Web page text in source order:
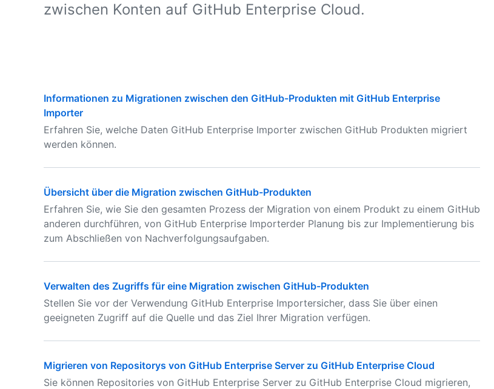
zwischen Konten auf GitHub Enterprise Cloud.
Informationen zu Migrationen zwischen den GitHub-Produkten mit GitHub Enterprise
Importer
Erfahren Sie, welche Daten GitHub Enterprise Importer zwischen GitHub Produkten migriert
werden können.
Übersicht über die Migration zwischen GitHub-Produkten
Erfahren Sie, wie Sie den gesamten Prozess der Migration von einem Produkt zu einem GitHub
anderen durchführen, von GitHub Enterprise Importerder Planung bis zur Implementierung bis
zum Abschließen von Nachverfolgungsaufgaben.
Verwalten des Zugriffs für eine Migration zwischen GitHub-Produkten
Stellen Sie vor der Verwendung GitHub Enterprise Importersicher, dass Sie über einen
geeigneten Zugriff auf die Quelle und das Ziel Ihrer Migration verfügen.
Migrieren von Repositorys von GitHub Enterprise Server zu GitHub Enterprise Cloud
Sie können Repositories von GitHub Enterprise Server zu GitHub Enterprise Cloud migrieren,